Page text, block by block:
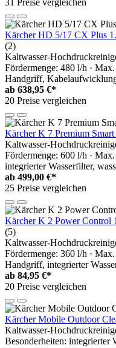
Kärcher HD 5/17 CX Plus
(2)
Kaltwasser-
Fördermenge: 480 l/h ·
Handgriff,
ab 638,95 €*
20 Preise vergleichen
Kärcher K 7 Premium
Kaltwasser-
Fördermenge: 600 l/h ·
integrierter Wasserfilter,
ab 499,00 €*
25 Preise vergleichen
Kärcher K 2 Power Control
(5)
Kaltwasser-
Fördermenge: 360 l/h ·
Handgriff, integrierter
ab 84,95 €*
20 Preise vergleichen
Kärcher Mobile Outdoor
Kaltwasser-
Besonderheiten: integrierter